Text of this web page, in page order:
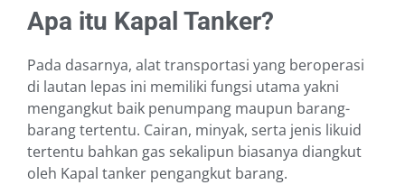
Apa itu Kapal Tanker?
Pada dasarnya, alat transportasi yang beroperasi
di lautan lepas ini memiliki fungsi utama yakni
mengangkut baik penumpang maupun barang-
barang tertentu. Cairan, minyak, serta jenis likuid
tertentu bahkan gas sekalipun biasanya diangkut
oleh Kapal tanker pengangkut barang.